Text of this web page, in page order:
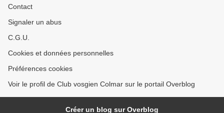
Contact
Signaler un abus
C.G.U.
Cookies et données personnelles
Préférences cookies
Voir le profil de Club vosgien Colmar sur le portail Overblog
Créer un blog sur Overblog